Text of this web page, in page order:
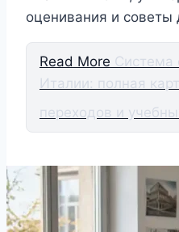
оценивания и советы
Read More Система
Италии: полная
переходов и